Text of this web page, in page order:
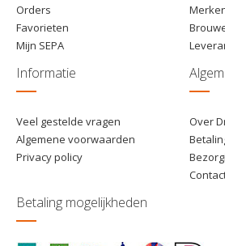
Orders
Favorieten
Mijn SEPA
Informatie
Veel gestelde vragen
Algemene voorwaarden
Privacy policy
Over
Betaling mogelijkheden